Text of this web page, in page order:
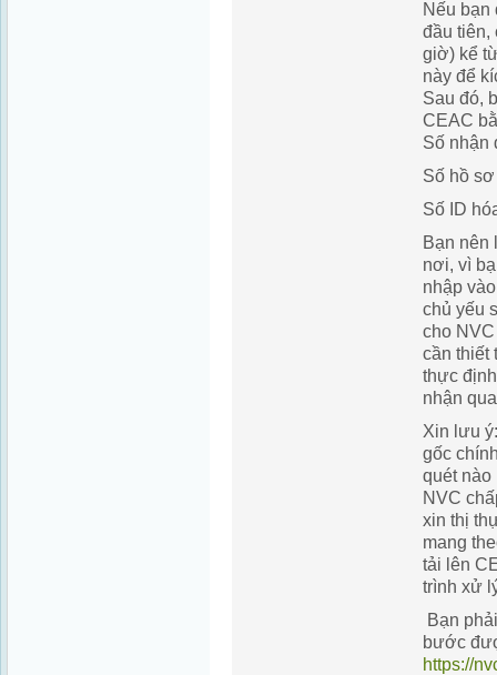
Nếu bạn
đầu tiên,
giờ) kể
này để
Sau đó,
CEAC
Số nhận
Số hồ
Số ID
Bạn nên
nơi, vì
nhập
chủ yếu
cho
cần thiết
thực
nhận
Xin lưu
gốc
quét nào
NVC
xin thị
mang
tải lên
trình xử
Bạn
bước
https://